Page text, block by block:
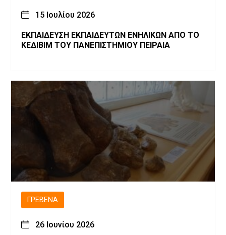
15 Ιουλίου 2026
ΕΚΠΑΙΔΕΥΣΗ ΕΚΠΑΙΔΕΥΤΩΝ ΕΝΗΛΙΚΩΝ ΑΠΟ ΤΟ
ΚΕΔΙΒΙΜ ΤΟΥ ΠΑΝΕΠΙΣΤΗΜΙΟΥ ΠΕΙΡΑΙΑ
ΓΡΕΒΕΝΆ
26 Ιουνίου 2026